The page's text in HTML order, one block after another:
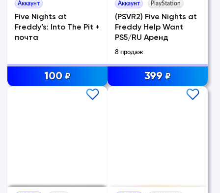
Аккаунт
Five Nights at
Freddy’s: Into The Pit +
почта
100 ₽
Аккаунт PlayStation
(PSVR2) Five Nights at
Freddy Help Want
PS5/RU Аренд
8 продаж
399 ₽